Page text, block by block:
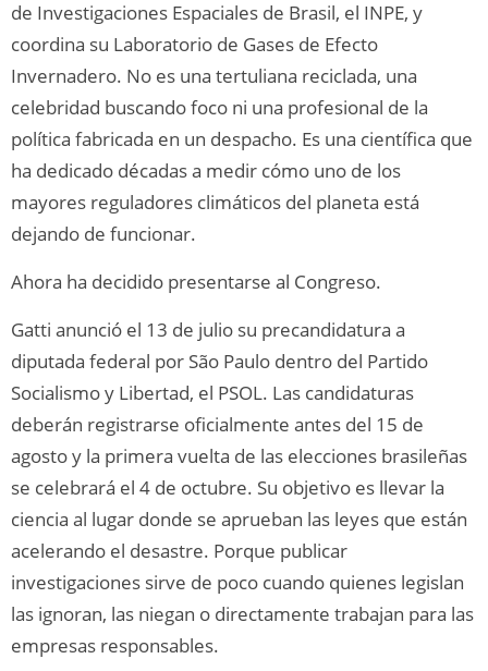
de Investigaciones Espaciales de Brasil, el INPE, y
coordina su Laboratorio de Gases de Efecto
Invernadero. No es una tertuliana reciclada, una
celebridad buscando foco ni una profesional de la
política fabricada en un despacho. Es una científica que
ha dedicado décadas a medir cómo uno de los
mayores reguladores climáticos del planeta está
dejando de funcionar.
Ahora ha decidido presentarse al Congreso.
Gatti anunció el 13 de julio su precandidatura a
diputada federal por São Paulo dentro del Partido
Socialismo y Libertad, el PSOL. Las candidaturas
deberán registrarse oficialmente antes del 15 de
agosto y la primera vuelta de las elecciones brasileñas
se celebrará el 4 de octubre. Su objetivo es llevar la
ciencia al lugar donde se aprueban las leyes que están
acelerando el desastre. Porque publicar
investigaciones sirve de poco cuando quienes legislan
las ignoran, las niegan o directamente trabajan para las
empresas responsables.